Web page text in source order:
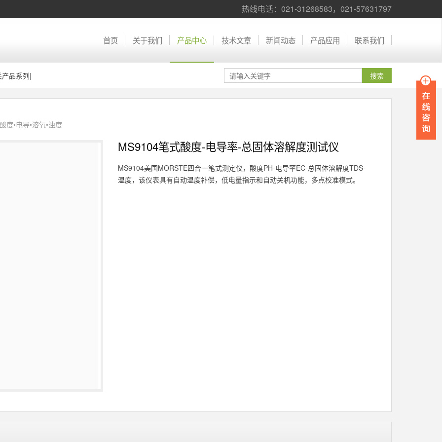
热线电话：021-31268583，021-57631797
首页 关于我们 产品中心 技术文章 新闻动态 产品应用 联系我们
品系列|
酸度•电导•溶氧•浊度
MS9104笔式酸度-电导率-总固体溶解度测试仪
MS9104美国MORSTE四合一笔式测定仪，酸度PH-电导率EC-总固体溶解度TDS-
温度，该仪表具有自动温度补偿，低电量指示和自动关机功能，多点校准模式。